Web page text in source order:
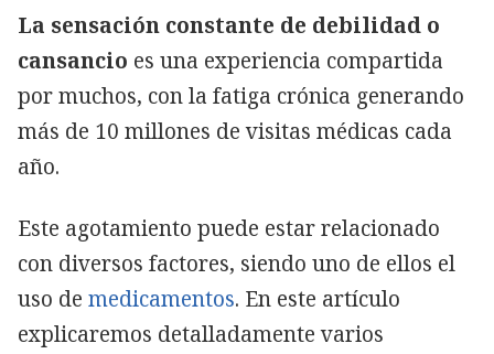
La sensación constante de debilidad o
cansancio es una experiencia compartida
por muchos, con la fatiga crónica generando
más de 10 millones de visitas médicas cada
año.
Este agotamiento puede estar relacionado
con diversos factores, siendo uno de ellos el
uso de medicamentos. En este artículo
explicaremos detalladamente varios